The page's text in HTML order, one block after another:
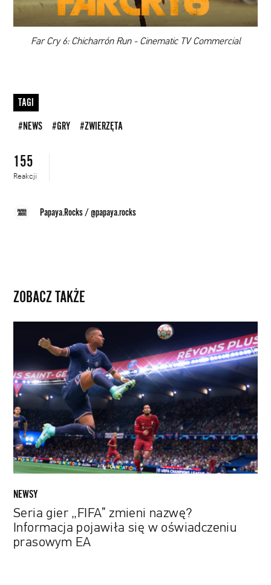
00:00
Far Cry 6: Chicharrón Run - Cinematic TV Commercial
TAGI
#NEWS #GRY #ZWIERZĘTA
155
Reakcji
Papaya.Rocks /@papaya.rocks
ZOBACZ TAKŻE
zmieni
nazwę?
Informacja
pojawiła
się
w
oświadczeniu
prasowym
EA
NEWSY
Seria gier „FIFA” zmieni nazwę?
Informacja pojawiła się w oświadczeniu
prasowym EA